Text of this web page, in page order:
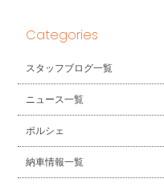
Categories
スタッフブログ一覧
ニュース一覧
ポルシェ
納車情報一覧